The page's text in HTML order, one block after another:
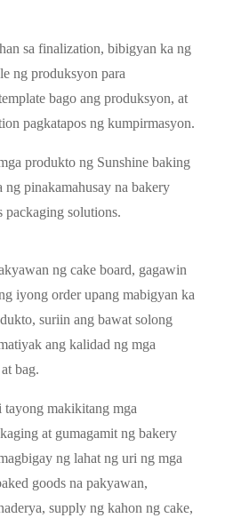
sa finalization, bibigyan ka ng
ng produksyon para
bago ang produksyon, at
pagkatapos ng kumpirmasyon.
produkto ng Sunshine baking
ng pinakamahusay na bakery
packaging solutions.
ng cake board, gagawin
iyong order upang mabigyan ka
suriin ang bawat solong
ang kalidad ng mga
bag.
tayong makikitang mga
at gumagamit ng bakery
ng lahat ng uri ng mga
goods na pakyawan,
supply ng kahon ng cake,